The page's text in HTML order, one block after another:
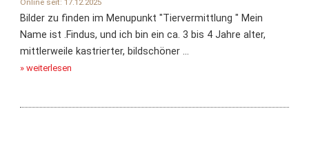
Online seit: 17.12.2025
Bilder zu finden im Menupunkt "Tiervermittlung " Mein
Name ist .Findus, und ich bin ein ca. 3 bis 4 Jahre alter,
mittlerweile kastrierter, bildschöner ...
» weiterlesen